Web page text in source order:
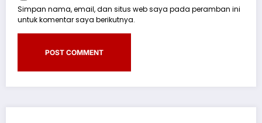
Simpan nama, email, dan situs web saya pada peramban ini
untuk komentar saya berikutnya.